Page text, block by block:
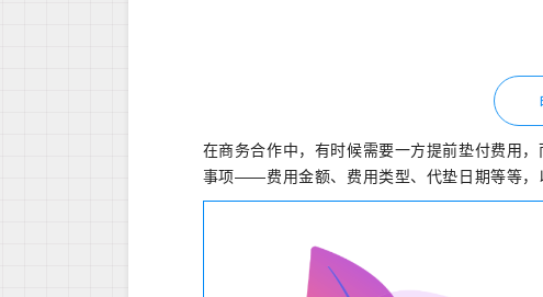
在商务合作中，有时候需要一方提前垫付费用
事项——费用金额、费用类型、代垫日期等等，